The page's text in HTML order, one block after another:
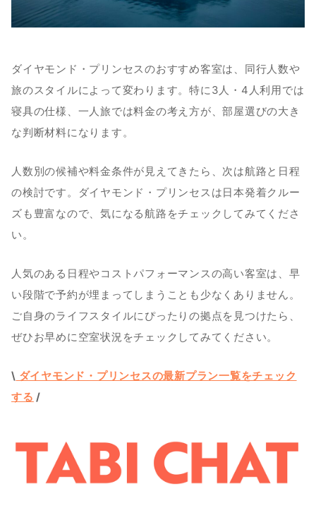
ダイヤモンド・プリンセスのおすすめ客室は、同行人数や
旅のスタイルによって変わります。特に3人・4人利用では
寝具の仕様、一人旅では料金の考え方が、部屋選びの大き
な判断材料になります。
人数別の候補や料金条件が見えてきたら、次は航路と日程
の検討です。ダイヤモンド・プリンセスは日本発着クルー
ズも豊富なので、気になる航路をチェックしてみてくださ
い。
人気のある日程やコストパフォーマンスの高い客室は、早
い段階で予約が埋まってしまうことも少なくありません。
ご自身のライフスタイルにぴったりの拠点を見つけたら、
ぜひお早めに空室状況をチェックしてみてください。
\ ダイヤモンド・プリンセスの最新プラン一覧をチェック
する /